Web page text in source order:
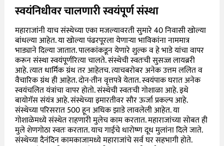
स्वयंनिधीवर चालणारी स्वयंपूर्ण संस्था
महाराजांनी याच संस्थेच्या एका मजल्यावरती सुमारे 40 निवासी खोल्या
बांधल्या आहेत. या खोल्या पंढरपूरला येणाऱ्या भाविकांना नाममात्र
भाड्याने दिल्या जातात. पालकांकडून येणारे शुल्क व हे भाडे यांचा वापर
करून संस्था स्वयंपूर्णरित्या चालते. संस्थेची स्वतःची सुसज्ज लायब्ररी
आहे. त्यात धार्मिक ग्रंथ तर आहेतच. त्याचबरोबर अनेक उत्तम ललित व
वैचारिक ग्रंथ ही आहेत. दोन-तीन वृत्तपत्रे येतात. स्वयंपाक घरात अनेक
स्वयंचलित यंत्रांचा वापर होतो. संस्थेची स्वतःची गोशाळा आहे. इथे
बायोगॅस संयंत्र आहे. संस्थेच्या इमारतीवर सौर ऊर्जा प्रकल्प आहे.
संस्थेच्या परिसरात 500 हून अधिक झाडे लावलेली आहेत. या
गोशाळेमध्ये संस्थेत राहणारी मुलेच काम करतात. महाराजांच्या सोबत ही
मुले शेणगोठा स्वतः करतात. याच गाईचे धारोष्ण दूध मुलांना दिले जाते.
संस्थेच्या दैनंदिन कामकाजामध्ये महाराजांचे सर्व घर सहभागी होते.